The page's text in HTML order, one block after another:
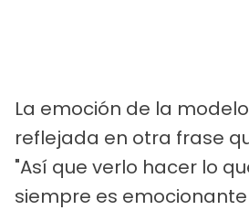
La emoción de la
reflejada en otra frase
"Así que verlo hacer lo
siempre es